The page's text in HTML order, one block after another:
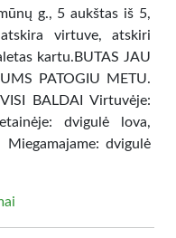
g., 5 aukštas iš 5,
virtuve, atskiri
kartu.BUTAS JAU
PATOGIU METU.
BALDAI Virtuvėje:
dvigulė lova,
dvigulė